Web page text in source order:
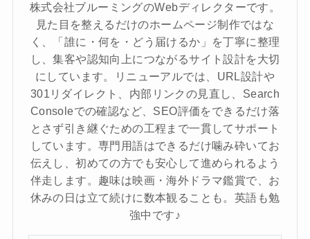
株式会社ブルーミングのWebディレクターです。
見た目を整えるだけのホームページ制作ではな
く、「誰に・何を・どう届けるか」を丁寧に整理
し、集客や認知向上につながるサイト設計を大切
にしています。リニューアルでは、URL設計や
301リダイレクト、内部リンクの見直し、Search
Consoleでの確認など、SEO評価をできるだけ落
とさず引き継ぐための工程まで一貫してサポート
しています。専門用語はできるだけ噛み砕いてお
伝えし、初めての方でも安心して進められるよう
伴走します。趣味は映画・海外ドラマ鑑賞で、お
休みの日は立て続けに数本観ることも。英語も勉
強中です♪